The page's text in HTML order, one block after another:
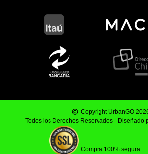
Copyright UrbanGO
Todos los Derechos Reservados - Diseñado
Compra 100% segura